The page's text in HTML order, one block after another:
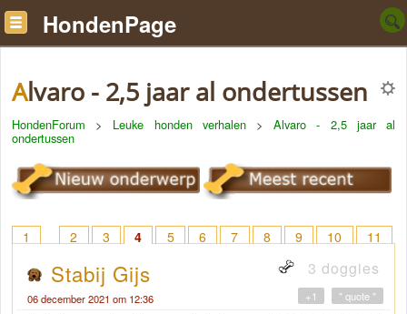
HondenPage
Alvaro - 2,5 jaar al ondertussen
HondenForum > Leuke honden verhalen>Alvaro - 2,5 jaar al
ondertussen
1 2 3 4 5 6 7 8 9 10
11
Stabij Gijs 3 doggies
06 december 2021 om 12:36 " quote "
+1